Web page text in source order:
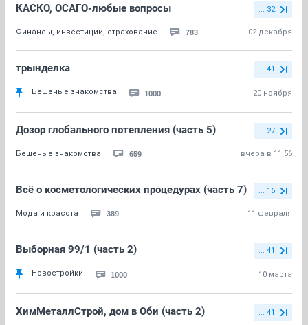
КАСКО, ОСАГО-любые вопросы ... 32
Финансы, инвестиции, страхование 783 02 декабря
трынделка ... 41
Бешеные знакомства 1000 20 ноября
Дозор глобального потепления (часть 5) ... 27
Бешеные знакомства 659 вчера в 11:56
Всё о косметологических процедурах (часть 7) ... 16
Мода и красота 389 11 февраля
Выборная 99/1 (часть 2) ... 41
Новостройки 1000 10 марта
ХимМеталлСтрой, дом в Оби (часть 2) ... 41